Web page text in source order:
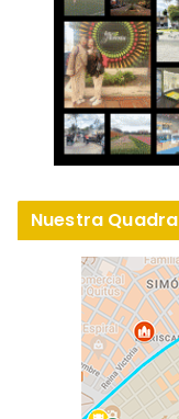
Nuestra Quadra